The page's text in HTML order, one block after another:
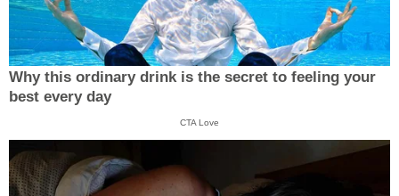
Why this ordinary drink is the secret to feeling your
best every day
CTA Love